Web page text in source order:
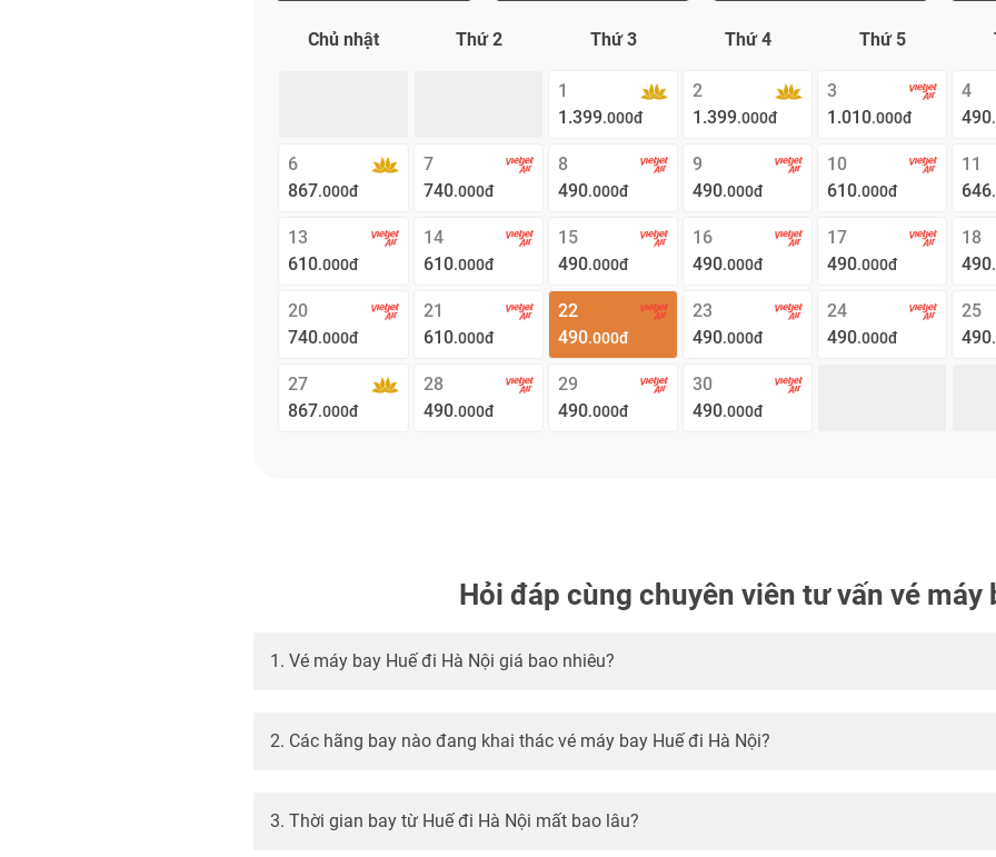
Chủ nhật Thứ 2 Thứ 3 Thứ 4 Thứ 5
1
1.399.000đ
2
1.399.000đ
3
1.010.000đ
4
490
6
867.000đ
7
740.000đ
8
490.000đ
9
490.000đ
10
610.000đ
11
646
13
610.000đ
14
610.000đ
15
490.000đ
16
490.000đ
17
490.000đ
18
490
20
740.000đ
21
610.000đ
22
490.000đ
23
490.000đ
24
490.000đ
25
490
27
867.000đ
28
490.000đ
29
490.000đ
30
490.000đ
Hỏi đáp cùng chuyên viên tư vấn vé máy
1. Vé máy bay Huế đi Hà Nội giá bao nhiêu?
2. Các hãng bay nào đang khai thác vé máy bay Huế đi Hà Nội?
3. Thời gian bay từ Huế đi Hà Nội mất bao lâu?